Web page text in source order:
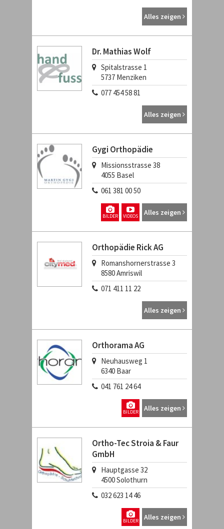
Alles zeigen
Dr. Mathias Wolf
Spitalstrasse 1
5737 Menziken
077 454 58 81
Alles zeigen
Gygi Orthopädie
Missionsstrasse 38
4055 Basel
061 381 00 50
Alles zeigen
VIDEOS
BILDER
Orthopädie Rick AG
Romanshornerstrasse 3
8580Amriswil
071 411 11 22
Alles zeigen
Orthorama AG
Neuhausweg 1
6340 Baar
041 761 24 64
Alles zeigen
BILDER
Ortho-Tec Stroia & Faur
GmbH
Hauptgasse 32
4500Solothurn
032 623 14 46
Alles zeigen
BILDER